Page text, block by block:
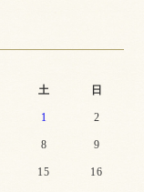
土 日
1 2
8 9
15 16